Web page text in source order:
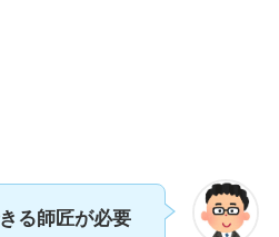
る師匠が必要